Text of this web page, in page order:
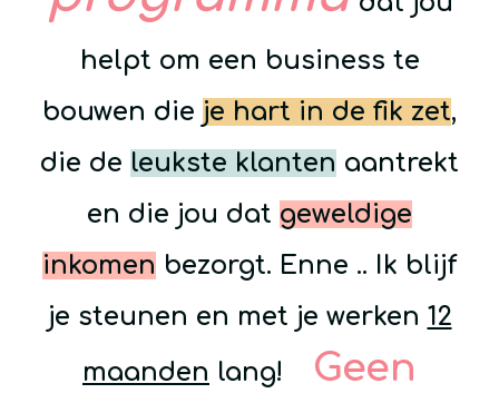
helpt om een business te
bouwen die je hart in de fik zet,
die de leukste klanten aantrekt
en die jou dat geweldige
inkomen bezorgt. Enne .. Ik blijf
je steunen en met je werken 12
maanden lang!
Geen